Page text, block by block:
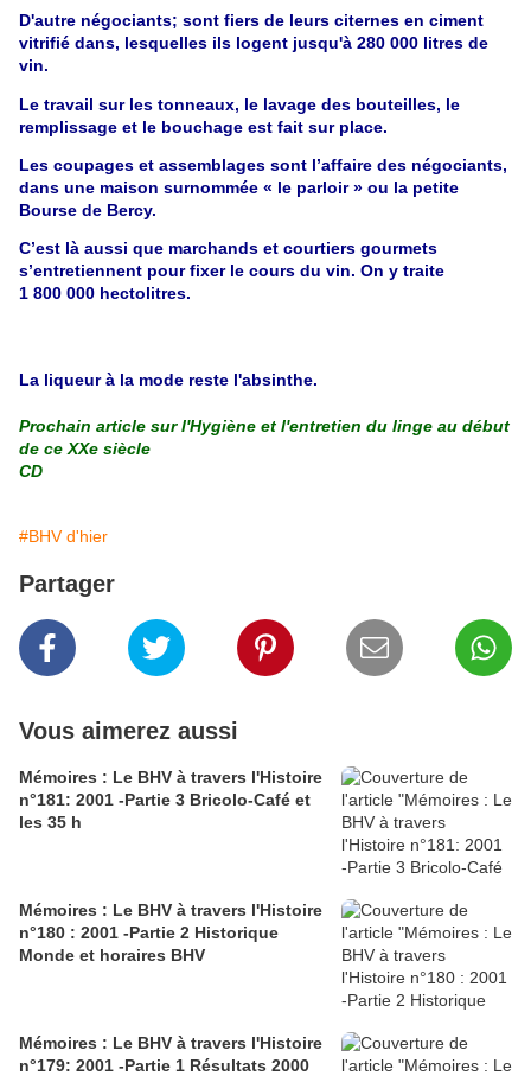
D'autre négociants; sont fiers de leurs citernes en ciment
vitrifié dans, lesquelles ils logent jusqu'à 280 000 litres de
vin.
Le travail sur les tonneaux, le lavage des bouteilles, le
remplissage et le bouchage est fait sur place.
Les coupages et assemblages sont l’affaire des négociants,
dans une maison surnommée « le parloir » ou la petite
Bourse de Bercy.
C’est là aussi que marchands et courtiers gourmets
s’entretiennent pour fixer le cours du vin. On y traite
1 800 000 hectolitres.
La liqueur à la mode reste l'absinthe.
Prochain article sur l'Hygiène et l'entretien du linge au début
de ce XXe siècle
CD
#BHV d'hier
Partager
Vous aimerez aussi
Mémoires : Le BHV à travers l'Histoire
n°181: 2001 -Partie 3 Bricolo-Café et
les 35 h
Mémoires : Le BHV à travers l'Histoire
n°180 : 2001 -Partie 2 Historique
Monde et horaires BHV
Mémoires : Le BHV à travers l'Histoire
n°179: 2001 -Partie 1 Résultats 2000